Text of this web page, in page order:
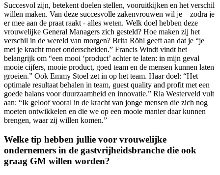
Succesvol zijn, betekent doelen stellen, vooruitkijken en het verschil
willen maken. Van deze succesvolle zakenvrouwen wil je – zodra je
er mee aan de praat raakt - alles weten. Welk doel hebben deze
vrouwelijke General Managers zich gesteld? Hoe maken zij het
verschil in de wereld van morgen? Brita Röhl geeft aan dat je “je
met je kracht moet onderscheiden.” Francis Windt vindt het
belangrijk om “een mooi ‘product’ achter te laten: in mijn geval
mooie cijfers, mooie product, goed team en de mensen kunnen laten
groeien.” Ook Emmy Stoel zet in op het team. Haar doel: “Het
optimale resultaat behalen in team, guest quality and profit met een
goede balans voor duurzaamheid en innovatie.” Ria Westerveld vult
aan: “Ik geloof vooral in de kracht van jonge mensen die zich nog
moeten ontwikkelen en die we op een mooie manier daar kunnen
brengen, waar zij willen komen.”
Welke tip hebben jullie voor vrouwelijke
ondernemers in de gastvrijheidsbranche die ook
graag GM willen worden?